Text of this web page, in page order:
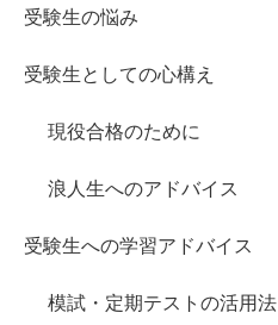
受験生の悩み
受験生としての心構え
現役合格のために
浪人生へのアドバイス
受験生への学習アドバイス
模試・定期テストの活用法